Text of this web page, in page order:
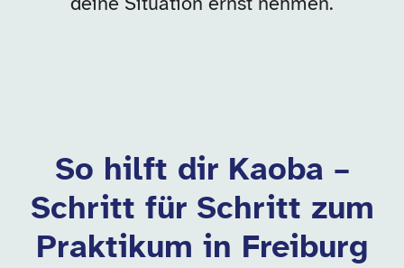
deine Situation ernst nehmen.
So hilft dir Kaoba –
Schritt für Schritt zum
Praktikum in Freiburg